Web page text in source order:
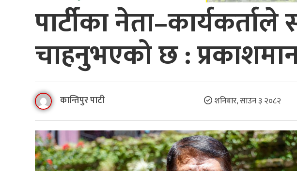
पार्टीका
चाहनुभएको छ :
कान्तिपुर पाटी शनिबार, साउन ३ २०८२